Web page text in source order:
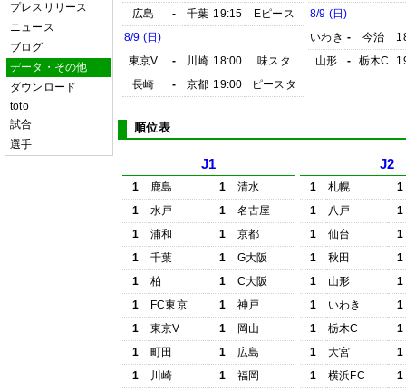
プレスリリース
ニュース
ブログ
データ・その他
ダウンロード
toto
試合
選手
広島
- 千葉 19:15
Eピース
8/9 (日)
東京V
- 川崎 18:00
味スタ
長崎
- 京都 19:00 ピースタ
8/9 (日)
いわき - 今治
山形
- 栃木C
順位表
J1
1 鹿島 1
清水
1
水戸 1
名古屋
1
浦和 1
京都
1
千葉 1
G大阪
1
柏 1
C大阪
1
FC東京 1
神戸
1
東京V 1
岡山
1
町田 1
広島
1
川崎 1
福岡
J2
1 札幌
1
1
八戸
1
1
仙台
1
1
秋田
1
1
山形
1
1
いわき
1
1
栃木C
1
1
大宮
1
1
横浜FC
1